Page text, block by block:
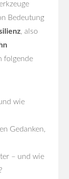
Bedeutung
, also
folgende
wie
Gedanken,
– und wie